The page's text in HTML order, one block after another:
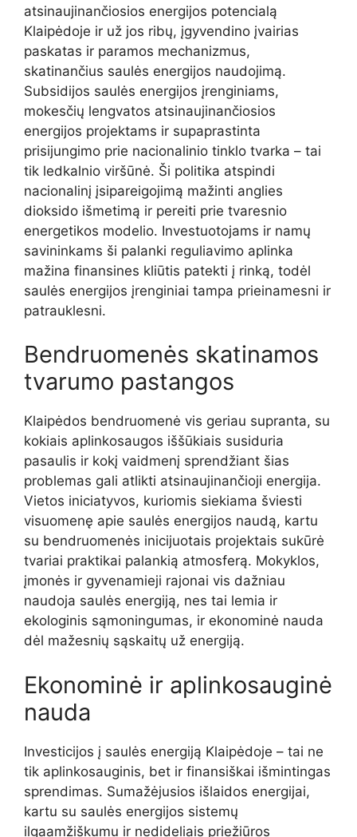
atsinaujinančiosios energijos potencialą
Klaipėdoje ir už jos ribų, įgyvendino įvairias
paskatas ir paramos mechanizmus,
skatinančius saulės energijos naudojimą.
Subsidijos saulės energijos įrenginiams,
mokesčių lengvatos atsinaujinančiosios
energijos projektams ir supaprastinta
prisijungimo prie nacionalinio tinklo tvarka – tai
tik ledkalnio viršūnė. Ši politika atspindi
nacionalinį įsipareigojimą mažinti anglies
dioksido išmetimą ir pereiti prie tvaresnio
energetikos modelio. Investuotojams ir namų
savininkams ši palanki reguliavimo aplinka
mažina finansines kliūtis patekti į rinką, todėl
saulės energijos įrenginiai tampa prieinamesni ir
patrauklesni.
Bendruomenės skatinamos
tvarumo pastangos
Klaipėdos bendruomenė vis geriau supranta, su
kokiais aplinkosaugos iššūkiais susiduria
pasaulis ir kokį vaidmenį sprendžiant šias
problemas gali atlikti atsinaujinančioji energija.
Vietos iniciatyvos, kuriomis siekiama šviesti
visuomenę apie saulės energijos naudą, kartu
su bendruomenės inicijuotais projektais sukūrė
tvariai praktikai palankią atmosferą. Mokyklos,
įmonės ir gyvenamieji rajonai vis dažniau
naudoja saulės energiją, nes tai lemia ir
ekologinis sąmoningumas, ir ekonominė nauda
dėl mažesnių sąskaitų už energiją.
Ekonominė ir aplinkosauginė
nauda
Investicijos į saulės energiją Klaipėdoje – tai ne
tik aplinkosauginis, bet ir finansiškai išmintingas
sprendimas. Sumažėjusios išlaidos energijai,
kartu su saulės energijos sistemų
ilgaamžiškumu ir nedideliais priežiūros